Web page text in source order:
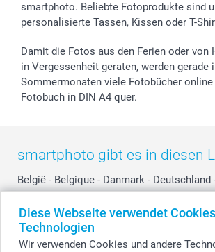
Diese Webseite verwendet
Technologien
Wir verwenden Cookies und andere
smartgarantie
smartbonus
smartphoto. Beliebte Fotoprodukte sind
personalisierte Tassen, Kissen oder T-
Damit die Fotos aus den Ferien oder von
in Vergessenheit geraten, werden gerade
Sommermonaten viele Fotobücher
Fotobuch in DIN A4 quer.
smartphoto gibt es in diesen
België - Belgique - Danmark - Deutschland
Switzerland - Suomi - Sverige - United
Other Countries